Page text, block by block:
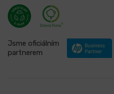
Jsme oficiálním
partnerem